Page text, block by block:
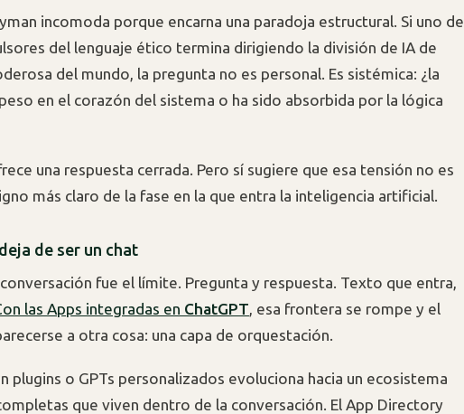
incomoda porque encarna una paradoja estructural. Si uno de
del lenguaje ético termina dirigiendo la división de IA de
del mundo, la pregunta no es personal. Es sistémica: ¿la
en el corazón del sistema o ha sido absorbida por la lógica
una respuesta cerrada. Pero sí sugiere que esa tensión no es
más claro de la fase en la que entra la inteligencia artificial.
de ser un chat
fue el límite. Pregunta y respuesta. Texto que entra,
las Apps integradas en ChatGPT, esa frontera se rompe y el
a otra cosa: una capa de orquestación.
plugins o GPTs personalizados evoluciona hacia un ecosistema
que viven dentro de la conversación. El App Directory